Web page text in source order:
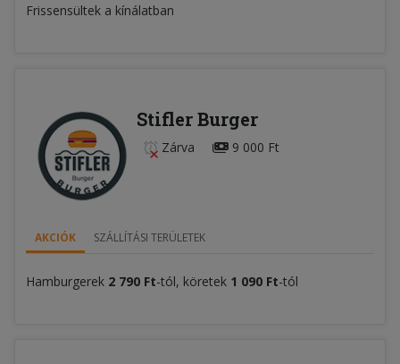
Frissensültek a kínálatban
Stifler Burger
Zárva 9 000 Ft
AKCIÓK SZÁLLÍTÁSI TERÜLETEK
Hamburgerek 2 790 Ft-tól, köretek 1 090 Ft-tól